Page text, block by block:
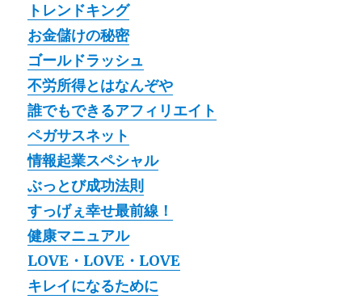
トレンドキング
お金儲けの秘密
ゴールドラッシュ
不労所得とはなんぞや
誰でもできるアフィリエイト
ペガサスネット
情報起業スペシャル
ぶっとび成功法則
すっげぇ幸せ最前線！
健康マニュアル
LOVE・LOVE・LOVE
キレイになるために